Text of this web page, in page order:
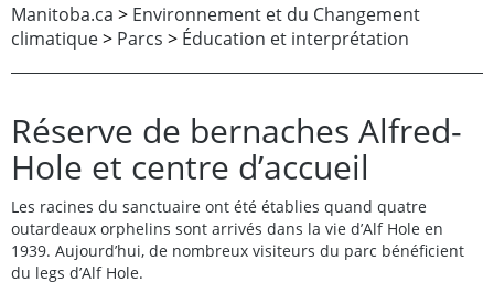
Manitoba.ca > Environnement et du Changement
climatique> Parcs > Éducation et interprétation
Réserve de bernaches Alfred-
Hole et centre d’accueil
Les racines du sanctuaire ont été établies quand quatre
outardeaux orphelins sont arrivés dans la vie d’Alf Hole en
1939. Aujourd’hui, de nombreux visiteurs du parc bénéficient
du legs d’Alf Hole.